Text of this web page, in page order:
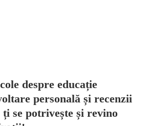
despre educație
personală și recenzii
se potrivește și revino